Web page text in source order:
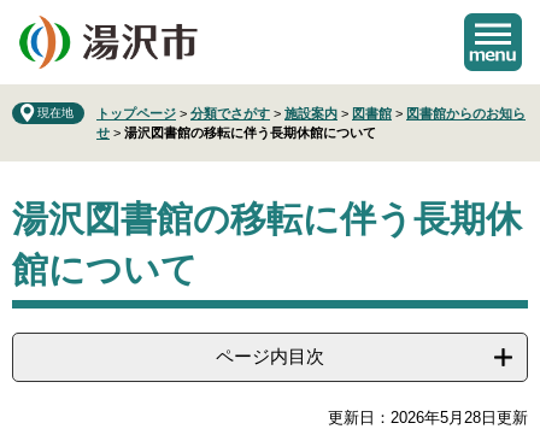
の
先
で
。
ー
を
ば
て
本
文
へ
現在地 トップページ > 分類でさがす > 施設案内 > 図書館 > 図書館からのお知ら
せ > 湯沢図書館の移転に伴う長期休館について
文
湯沢図書館の移転に伴う長期休
館について
ページ内目次
更新日：2026年5月28日更新